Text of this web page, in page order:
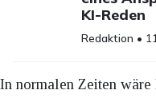
KI-Reden
Redaktion •
In normalen Zeiten